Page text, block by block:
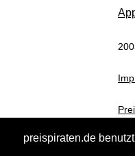
preispiraten.de